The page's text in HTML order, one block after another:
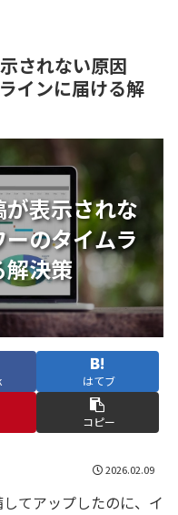
されない原因
インに届ける解
表示されな
のタイムラ
解決策
はてブ
コピー
2026.02.09
てアップしたのに、イ